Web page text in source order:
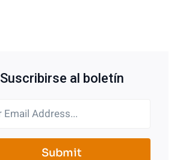
Suscribirse al boletín
Submit